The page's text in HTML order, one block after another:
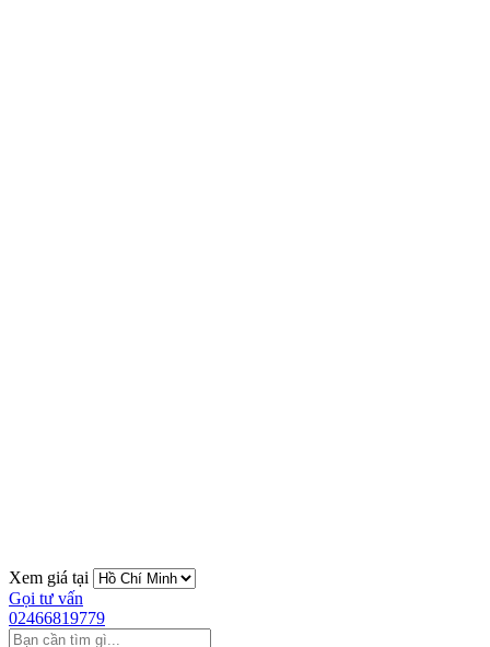
Xem giá tại
Gọi tư vấn
02466819779